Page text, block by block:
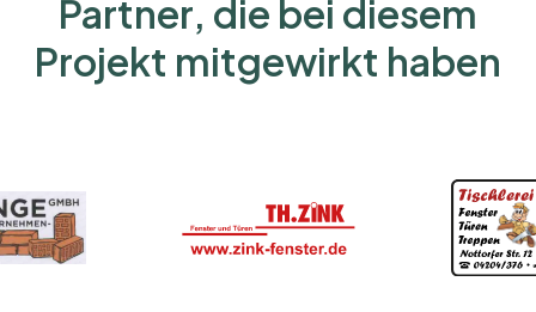
Partner, die bei diesem
Projekt mitgewirkt haben